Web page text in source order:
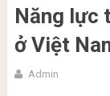
Năng lực
ở Việt
Admin